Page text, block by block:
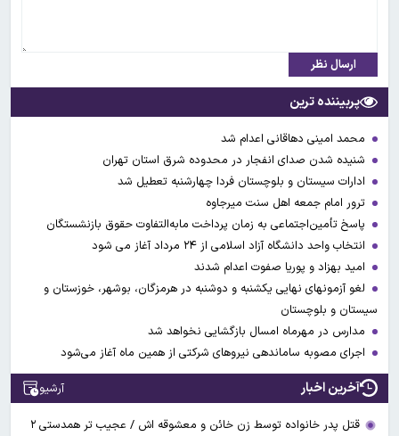
ارسال نظر
پربیننده ترین
محمد امینی دهاقانی اعدام شد
شنیده شدن صدای انفجار در محدوده شرق استان تهران
ادارات سیستان و بلوچستان فردا چهارشنبه تعطیل شد
ترور امام جمعه اهل سنت میرجاوه
پاسخ تأمین‌اجتماعی به زمان پرداخت مابه‌التفاوت حقوق بازنشستگان
انتخاب واحد دانشگاه آزاد اسلامی از ۲۴ مرداد آغاز می شود
امید بهزاد و پوریا صفوت اعدام شدند
لغو آزمونهای نهایی یکشنبه و دوشنبه در هرمزگان، بوشهر، خوزستان و
سیستان و بلوچستان
مدارس در مهرماه امسال بازگشایی نخواهد شد
اجرای مصوبه ساماندهی نیرو‌های شرکتی از همین ماه آغاز می‌شود
آخرین اخبار آرشیو
قتل پدر خانواده توسط زن خائن و معشوقه اش / عجیب تر همدستی ۲